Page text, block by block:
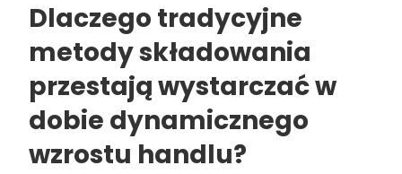
Dlaczego tradycyjne
metody składowania
przestają wystarczać w
dobie dynamicznego
wzrostu handlu?